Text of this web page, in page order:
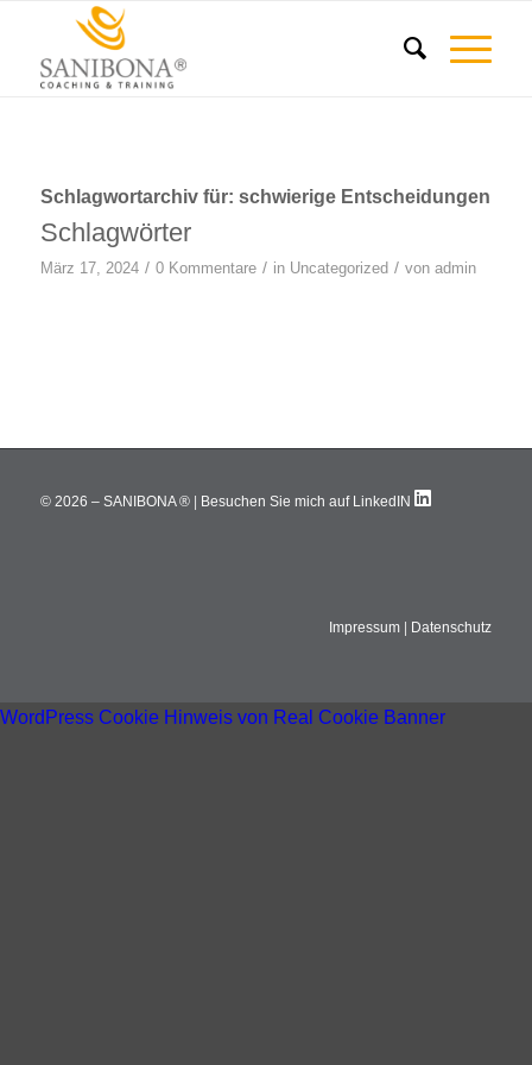
Schlagwortarchiv für: schwierige Entscheidungen
Schlagwörter
März 17, 2024 / 0 Kommentare / in Uncategorized / von admin
© 2026 – SANIBONA ® Besuchen Sie mich auf LinkedIN
Impressum Datenschutz
WordPress Cookie Hinweis von Real Cookie Banner